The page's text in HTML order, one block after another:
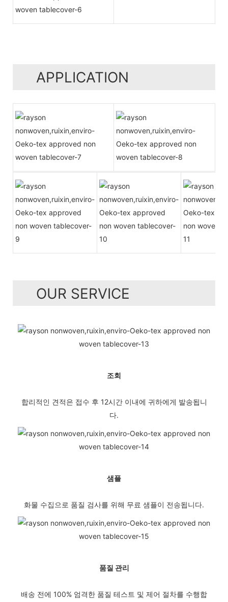
APPLICATION
OUR SERVICE
조회
합리적인 견적은 접수 후 12시간 이내에 귀하에게 발송됩니
다.
샘플
화물 수집으로 품질 검사를 위해 무료 샘플이 전송됩니다.
품질 관리
배송 전에 100% 엄격한 품질 테스트 및 제어 절차를 수행합